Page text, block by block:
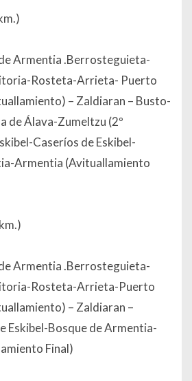
Armentia .Berrosteguieta-
Rosteta-Arrieta- Puerto
– Zaldiaran – Busto-
de Álava-Zumeltzu (2º
Caseríos de Eskibel-
Armentia (Avituallamiento
Armentia .Berrosteguieta-
Rosteta-Arrieta-Puerto
– Zaldiaran –
Eskibel-Bosque de Armentia-
Final)